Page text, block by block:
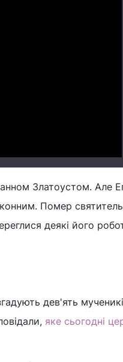
Златоустом. Але
Помер святитель
деякі його
дев'ять
яке сьогодні